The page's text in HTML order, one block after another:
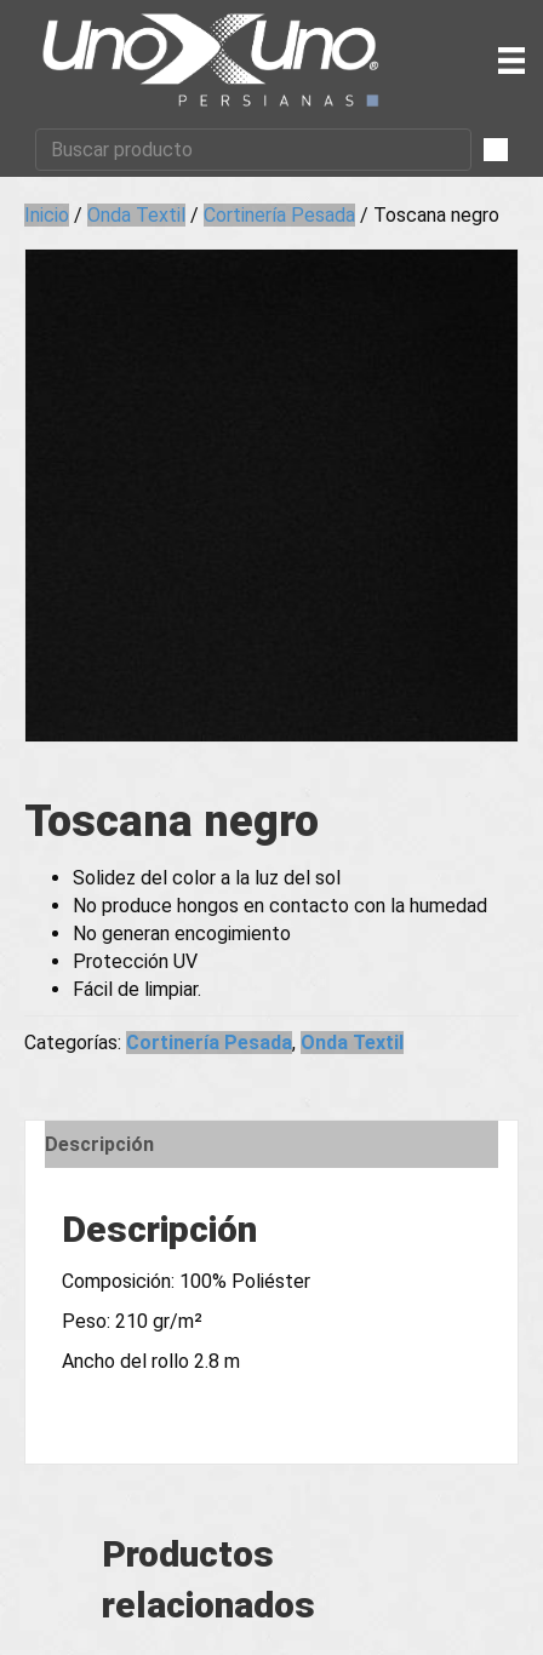
Inicio / Onda Textil / Cortinería Pesada / Toscana negro
Toscana negro
Solidez del color a la luz del sol
No produce hongos en contacto con la humedad
No generan encogimiento
Protección UV
Fácil de limpiar.
Categorías: Cortinería Pesada, Onda Textil
Descripción
Descripción
Composición: 100% Poliéster
Peso: 210 gr/m²
Ancho del rollo 2.8 m
Productos
relacionados